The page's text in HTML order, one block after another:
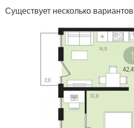
Существует несколько